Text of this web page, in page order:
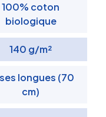
100% coton
biologique
140 g/m²
longues (70
cm)